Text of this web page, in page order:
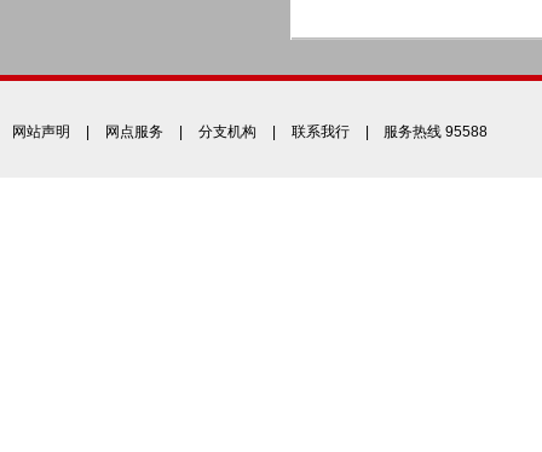
网站声明 网点服务 分支机构 联系我行 | 服务热线 95588